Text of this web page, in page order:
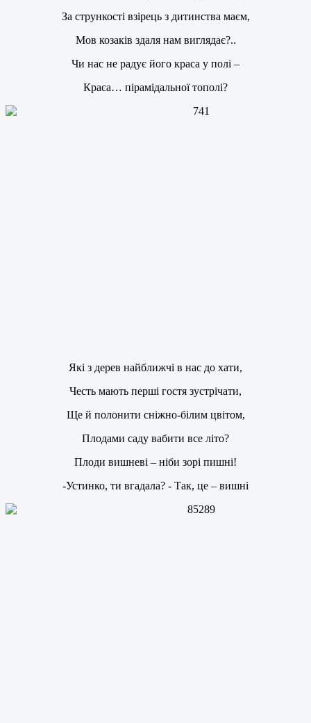
За стрункості взірець з дитинства маєм,
Мов козаків здаля нам виглядає?..
Чи нас не радує його краса у полі –
Краса… пірамідальної тополі?
Які з дерев найближчі в нас до хати,
Честь мають перші гостя зустрічати,
Ще й полонити сніжно-білим цвітом,
Плодами саду вабити все літо?
Плоди вишневі – ніби зорі пишні!
-Устинко, ти вгадала? - Так, це – вишні